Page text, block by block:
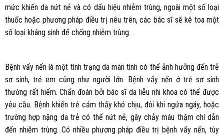
mức khiến da nứt nẻ và có dấu hiệu nhiễm trùng, ngoài một số loại
thuốc hoặc phương pháp điều trị nêu trên, các bác sĩ sẽ kê toa một
số loại kháng sinh để chống nhiễm trùng. .
Bệnh vẩy nến là một tình trạng da mãn tính có thể ảnh hưởng đến trẻ
sơ sinh, trẻ em cũng như người lớn. Bệnh vẩy nến ở trẻ sơ sinh
thường rất hiếm. Chẩn đoán bởi bác sĩ da liễu nhi khoa có thể được
yêu cầu. Bệnh khiến trẻ cảm thấy khó chịu, đôi khi ngứa ngáy, hoặc
trường hợp nặng da trẻ có thể nứt nẻ, gây chảy máu thậm chí dẫn
đến nhiễm trùng. Có nhiều phương pháp điều trị bệnh vẩy nến, tùy